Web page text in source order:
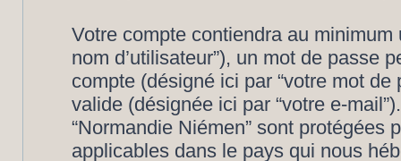
Votre compte contiendra au
nom d’utilisateur”), un mot de passe
compte (désigné ici par “votre mot
valide (désignée ici par “votre e-
“Normandie Niémen” sont
applicables dans le pays qui nous